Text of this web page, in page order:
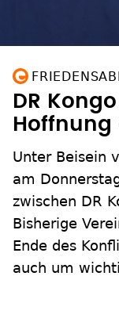
DR
Hoffnung
Unter Beisein
am
zwischen DR
Bisherige
Ende des
auch um